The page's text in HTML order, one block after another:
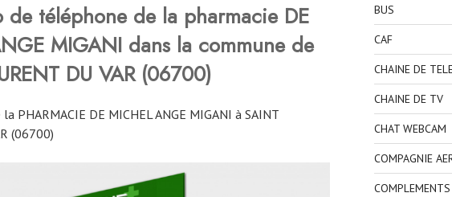
de téléphone de la pharmacie DE
MIGANI dans la commune de
DU VAR (06700)
PHARMACIE DE MICHEL ANGE MIGANI à SAINT
(06700)
BUS
CAF
CHAINE DE
CHAINE DE TV
CHAT WEBCAM
COMPAGNIE